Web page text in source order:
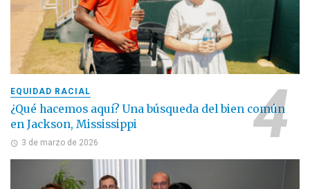
EQUIDAD RACIAL
¿Qué hacemos aquí? Una búsqueda del bien común
en Jackson, Mississippi
3 de marzo de 2026